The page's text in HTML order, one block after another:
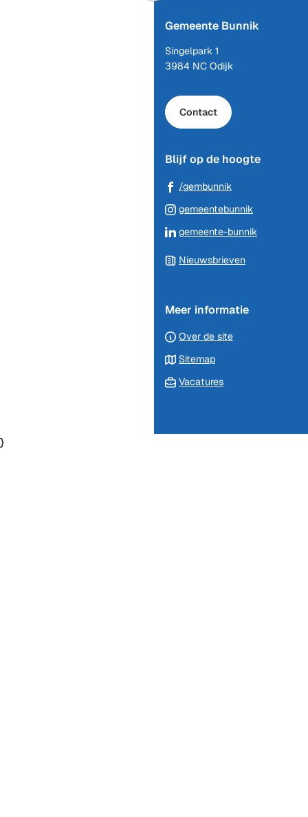
boven
naar
het
de
paginainhoud
Gemeente Bunnik
Singelpark 1
3984 NC Odijk
Contact
Blijf op de hoogte
/gembunnik(Verwijst
naar
externe
gemeentebunnik(Verwijst
naar
gemeente-bunnik(Verwijst
Nieuwsbrieven
Meer informatie
Over de site
Sitemap
Vacatures
}